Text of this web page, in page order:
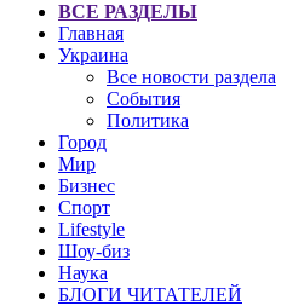
ВСЕ РАЗДЕЛЫ
Главная
Украина
Все новости раздела
События
Политика
Город
Мир
Бизнес
Спорт
Lifestyle
Шоу-биз
Наука
БЛОГИ ЧИТАТЕЛЕЙ